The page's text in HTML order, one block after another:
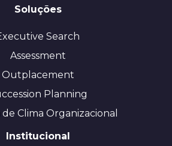
Soluções
Search
Assessment
Outplacement
Planning
de Clima Organizacional
Institucional